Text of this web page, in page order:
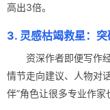
高出3倍。
3. 灵感枯竭救星：
资深作者即便写作
情节走向建议、人物对
伴”角色让很多专业作家